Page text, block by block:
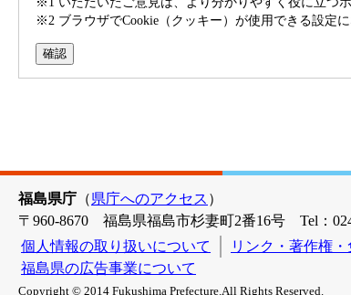
※2 ブラウザでCookie（クッキー）が使用できる設定
福島県庁 （県庁へのアクセス ）
〒960-8670 福島県福島市杉妻町2番16号 Tel：
個人情報の取り扱いについて
リンク・著作権
福島県の広告事業について
Copyright © 2014 Fukushima Prefecture.All Rights Reserved.